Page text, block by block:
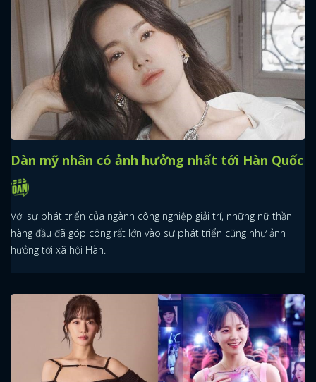
Dàn mỹ nhân có ảnh hưởng nhất tới Hàn Quốc
Với sự phát triển của ngành công nghiệp giải trí, những nữ thần
hàng đầu đã góp công rất lớn vào sự phát triển cũng như ảnh
hưởng tới xã hội Hàn.